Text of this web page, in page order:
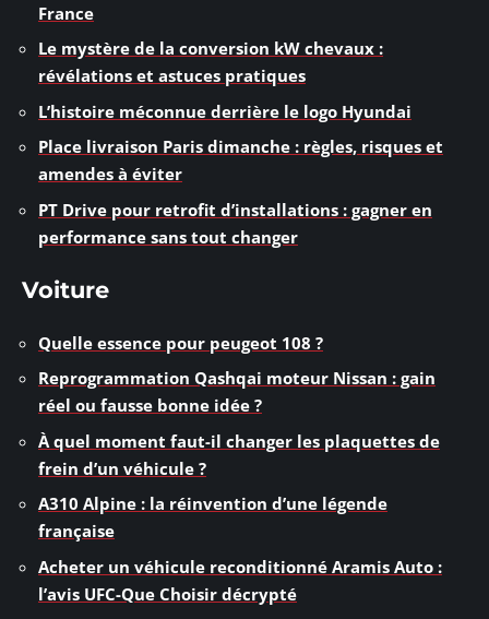
France
Le mystère de la conversion kW chevaux :
révélations et astuces pratiques
L’histoire méconnue derrière le logo Hyundai
Place livraison Paris dimanche : règles, risques et
amendes à éviter
PT Drive pour retrofit d’installations : gagner en
performance sans tout changer
Voiture
Quelle essence pour peugeot 108 ?
Reprogrammation Qashqai moteur Nissan : gain
réel ou fausse bonne idée ?
À quel moment faut-il changer les plaquettes de
frein d’un véhicule ?
A310 Alpine : la réinvention d’une légende
française
Acheter un véhicule reconditionné Aramis Auto :
l’avis UFC-Que Choisir décrypté